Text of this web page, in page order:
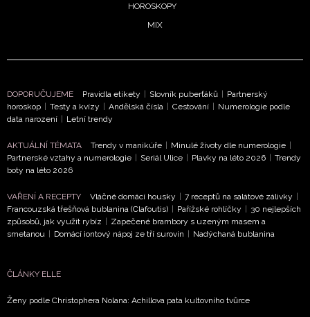
HOROSKOPY
MIX
DOPORUČUJEME Pravidla etikety | Slovník puberťáků | Partnerský
horoskop | Testy a kvízy | Andělská čísla | Cestování | Numerologie podle
data narození | Letní trendy
AKTUÁLNÍ TÉMATA Trendy v manikúře | Minulé životy dle numerologie |
Partnerské vztahy a numerologie | Seriál Ulice | Plavky na léto 2026 | Trendy
boty na léto 2026
VAŘENÍ A RECEPTY Vláčné domácí housky | 7 receptů na salátové zálivky |
Francouzská třešňová bublanina (Clafoutis) | Pařížské rohlíčky | 30 nejlepších
způsobů, jak využít rybíz | Zapečené brambory s uzeným masem a
smetanou | Domácí iontový nápoj ze tří surovin | Nadýchaná bublanina
ČLÁNKY ELLE
Ženy podle Christophera Nolana: Achillova pata kultovního tvůrce